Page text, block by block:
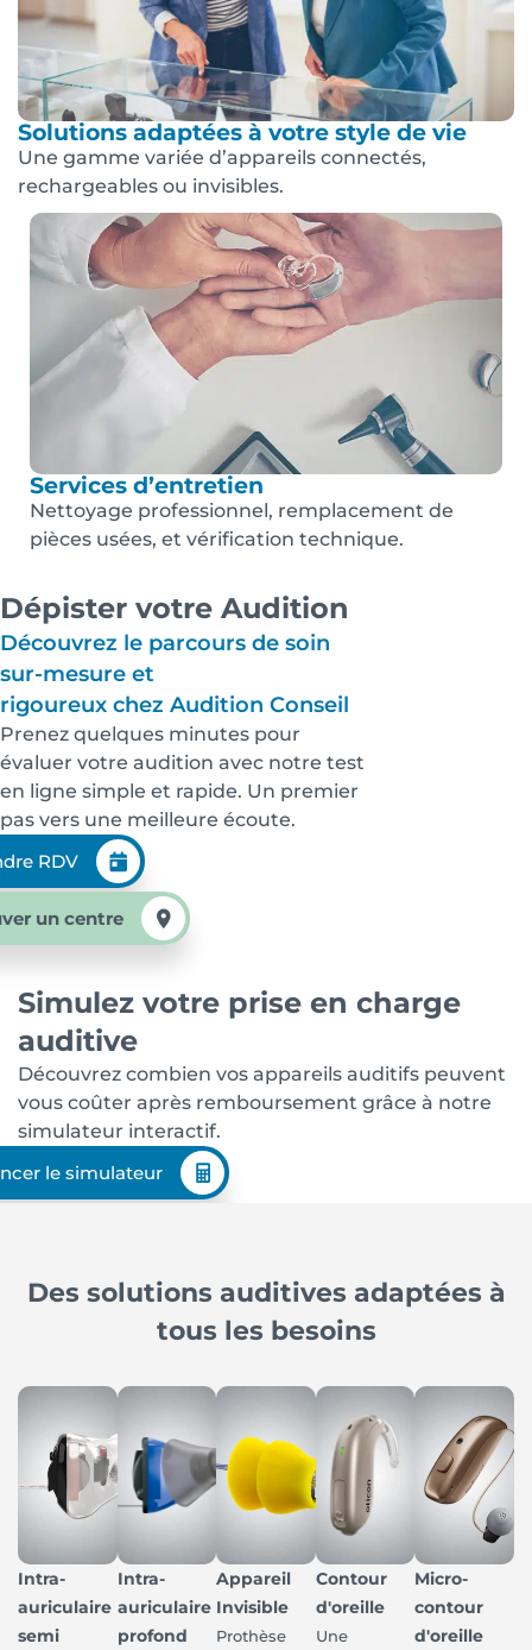
Solutions adaptées à votre style de vie
Une gamme variée d’appareils connectés,
rechargeables ou invisibles.
Services d’entretien
Nettoyage professionnel, remplacement de
pièces usées, et vérification technique.
Dépister votre Audition
Découvrez le parcours de soin
sur-mesure et
rigoureux chez Audition Conseil
Prenez quelques minutes pour
évaluer votre audition avec notre test
en ligne simple et rapide. Un premier
pas vers une meilleure écoute.
RDV
un centre
Simulez votre prise en charge
auditive
Découvrez combien vos appareils auditifs peuvent
vous coûter après remboursement grâce à notre
simulateur interactif.
le simulateur
Des solutions auditives adaptées à
tous les besoins
Intra-
auriculaire
semi
Intra-
auriculaire
profond
Appareil
Invisible
Prothèse
Contour
d'oreille
Une
Micro-
contour
d'oreille